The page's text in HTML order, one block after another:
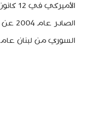
السوري من لبنان عام 2005.